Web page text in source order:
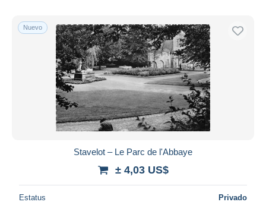
Nuevo
Stavelot – Le Parc de l'Abbaye
± 4,03 US$
Estatus Privado